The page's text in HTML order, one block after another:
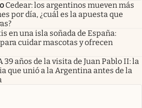
Cedear: los argentinos mueven más
por día, ¿cuál es la apuesta que
en una isla soñada de España:
cuidar mascotas y ofrecen
39 años de la visita de Juan Pablo II: la
que unió a la Argentina antes de la